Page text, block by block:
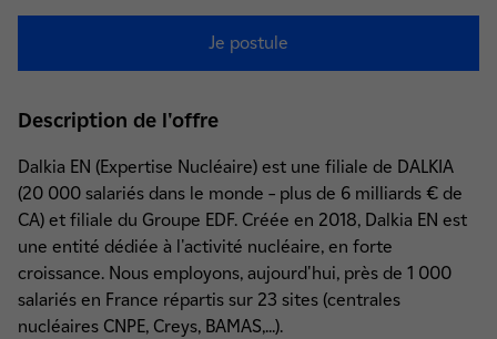
Je postule
Description de l'offre
Dalkia EN (Expertise Nucléaire) est une filiale de DALKIA
(20 000 salariés dans le monde – plus de 6 milliards € de
CA) et filiale du Groupe EDF. Créée en 2018, Dalkia EN est
une entité dédiée à l'activité nucléaire, en forte
croissance. Nous employons, aujourd'hui, près de 1 000
salariés en France répartis sur 23 sites (centrales
nucléaires CNPE, Creys, BAMAS,...).